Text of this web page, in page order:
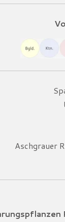
Aschgrauer